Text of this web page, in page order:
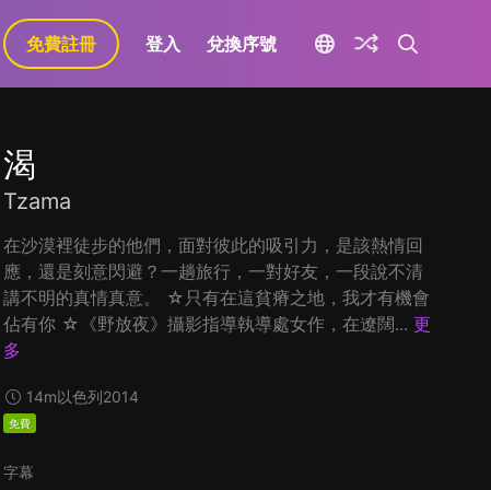
免費註冊 登入 兌換序號
渴
Tzama
在沙漠裡徒步的他們，面對彼此的吸引力，是該熱情回
應，還是刻意閃避？一趟旅行，一對好友，一段說不清
講不明的真情真意。 ☆只有在這貧瘠之地，我才有機會
佔有你 ☆《野放夜》攝影指導執導處女作，在遼闊... 更
多
14m以色列2014
免費
字幕